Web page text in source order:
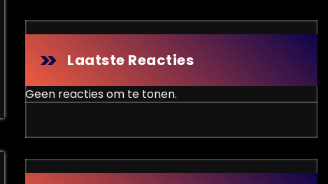
Laatste Reacties
Geen reacties om te tonen.